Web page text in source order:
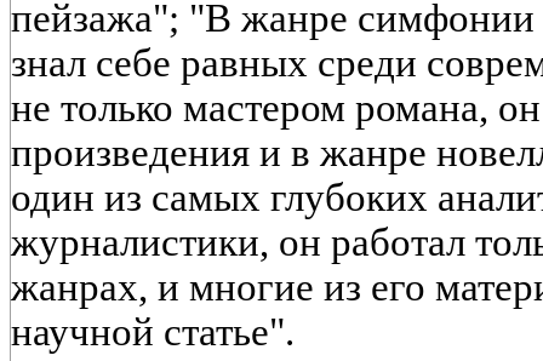
пейзажа"; "В жанре симфонии
знал себе равных среди
не только мастером романа,
произведения и в жанре
один из самых глубоких
журналистики, он работал
жанрах, и многие из его
научной статье".